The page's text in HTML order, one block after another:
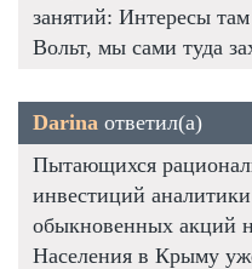
занятий: Интересы
Вольт, мы сами туда
Darina ответил(а)
Пытающихся
инвестиций
обыкновенных акций
Населения в Крыму